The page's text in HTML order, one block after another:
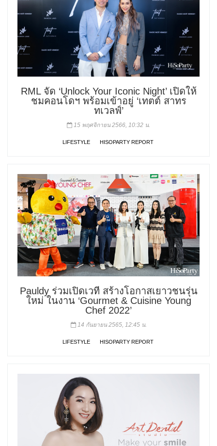
RML จัด ‘Unlock Your Iconic Night’ เปิดให้
ชมคอนโดฯ พร้อมเข้าอยู่ ‘เทตต์ สาทร
ทเวลฟ์’
15 พฤศจิกายน 2566, 10:32 น.
LIFESTYLE HISOPARTY REPORT
Pauldy ร่วมเปิดเวที สร้างโอกาสเยาวชนรุ่น
ใหม่ ในงาน ‘Gourmet & Cuisine Young
Chef 2022’
14 กันยายน 2565, 12:45 น.
LIFESTYLE HISOPARTY REPORT